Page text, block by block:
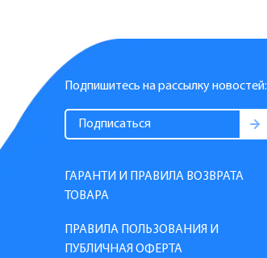
Подпишитесь на рассылку новостей:
ГАРАНТИ И ПРАВИЛА ВОЗВРАТА
ТОВАРА
ПРАВИЛА ПОЛЬЗОВАНИЯ И
ПУБЛИЧНАЯ ОФЕРТА